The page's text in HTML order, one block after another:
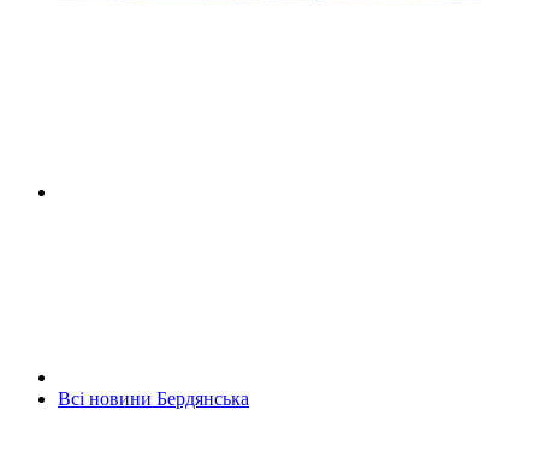
Всі новини Бердянська